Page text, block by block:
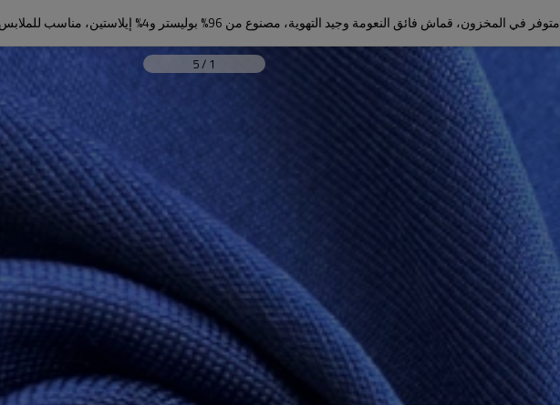
متوفر في المخزون، قماش فائق النعومة وجيد التهوية، مصنوع من 96% بوليستر و4% إيلاستين، مناسب للملابس الرياضية والملابس الكاجوال.
1
/
5